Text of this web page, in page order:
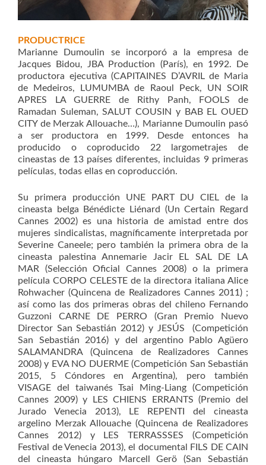
PRODUCTRICE
Marianne Dumoulin se incorporó a la empresa de
Jacques Bidou, JBA Production (París), en 1992. De
productora ejecutiva (CAPITAINES D’AVRIL de Maria
de Medeiros, LUMUMBA de Raoul Peck, UN SOIR
APRES LA GUERRE de Rithy Panh, FOOLS de
Ramadan Suleman, SALUT COUSIN y BAB EL OUED
CITY de Merzak Allouache…), Marianne Dumoulin pasó
a ser productora en 1999. Desde entonces ha
producido o coproducido 22 largometrajes de
cineastas de 13 países diferentes, incluidas 9 primeras
películas, todas ellas en coproducción.
Su primera producción UNE PART DU CIEL de la
cineasta belga Bénédicte Liénard (Un Certain Regard
Cannes 2002) es una historia de amistad entre dos
mujeres sindicalistas, magníficamente interpretada por
Severine Caneele; pero también la primera obra de la
cineasta palestina Annemarie Jacir EL SAL DE LA
MAR (Selección Oficial Cannes 2008) o la primera
película CORPO CELESTE de la directora italiana Alice
Rohwacher (Quincena de Realizadores Cannes 2011) ;
así como las dos primeras obras del chileno Fernando
Guzzoni CARNE DE PERRO (Gran Premio Nuevo
Director San Sebastián 2012) y JESÚS (Competición
San Sebastián 2016) y del argentino Pablo Agüero
SALAMANDRA (Quincena de Realizadores Cannes
2008) y EVA NO DUERME (Competición San Sebastián
2015, 5 Cóndores en Argentina), pero también
VISAGE del taiwanés Tsai Ming-Liang (Competición
Cannes 2009) y LES CHIENS ERRANTS (Premio del
Jurado Venecia 2013), LE REPENTI del cineasta
argelino Merzak Allouache (Quincena de Realizadores
Cannes 2012) y LES TERRASSSES (Competición
Festival de Venecia 2013), el documental FILS DE CAIN
del cineasta húngaro Marcell Gerö (San Sebastián